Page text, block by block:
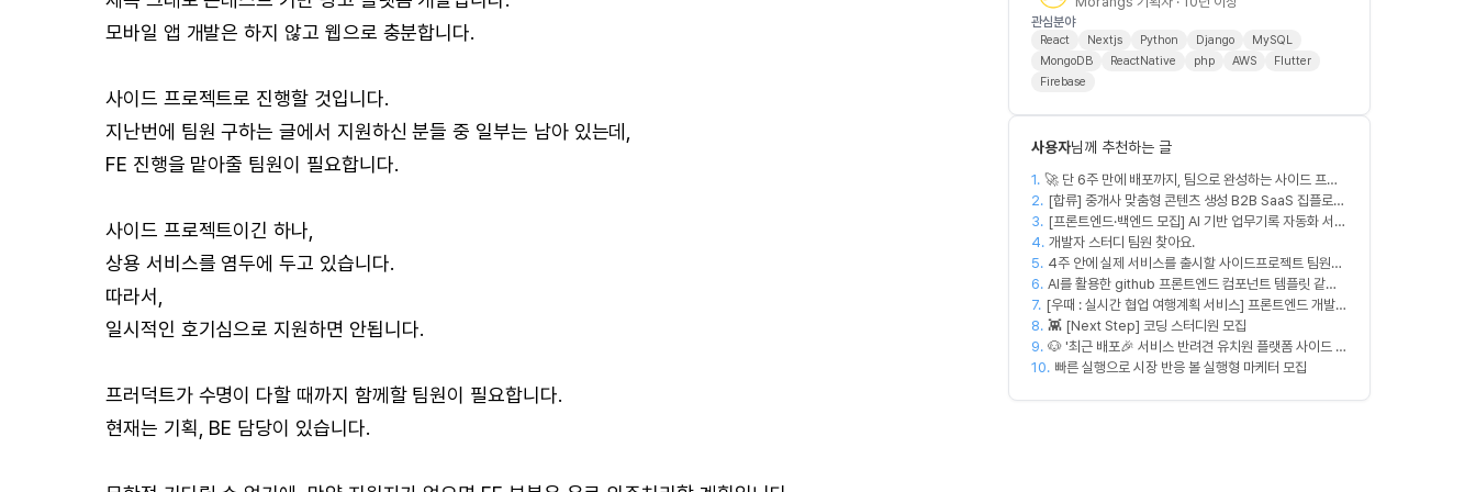
모바일 앱 개발은 하지 않고 웹으로 충분합니다.
사이드 프로젝트로 진행할 것입니다.
지난번에 팀원 구하는 글에서 지원하신 분들 중 일부는 남아 있는데,
FE 진행을 맡아줄 팀원이 필요합니다.
사이드 프로젝트이긴 하나,
상용 서비스를 염두에 두고 있습니다.
따라서,
일시적인 호기심으로 지원하면 안됩니다.
프러덕트가 수명이 다할 때까지 함께할 팀원이 필요합니다.
현재는 기획, BE 담당이 있습니다.
관심분야
React Nextjs Python Django
MySQL
MongoDB
ReactNative php AWS
Flutter
Firebase
사용자님께 추천하는 글
1. 🚀 단 6주 만에 배포까지, 팀으로 완성하는 사이드 프로
젝트 [스위프 웹 15기] 🚀
2. [합류] 중개사 맞춤형 콘텐츠 생성 B2B SaaS 집플로우
과 함께 하실 멤버를 모집합니다!
3. [프론트엔드·백엔드 모집] AI 기반 업무기록 자동화 서비
스 MVP 개발
4. 개발자 스터디 팀원 찾아요.
5. 4주 안에 실제 서비스를 출시할 사이드프로젝트 팀원을
모집합니다
6. AI를 활용한 github 프론트엔드 컴포넌트 템플릿 같이
만드실분
7. [우때 : 실시간 협업 여행계획 서비스] 프론트엔드 개발자
팀원을 모집합니다
8. 👾 [Next Step] 코딩 스터디원 모집
9. 🐶 '최근 배포🎉 서비스 반려견 유치원 플랫폼 사이드 프
로젝트' 충원
10. 빠른 실행으로 시장 반응 볼 실행형 마케터 모집